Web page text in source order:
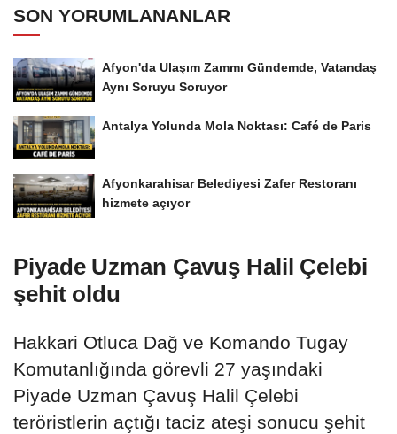
SON YORUMLANANLAR
Afyon'da Ulaşım Zammı Gündemde, Vatandaş
Aynı Soruyu Soruyor
Antalya Yolunda Mola Noktası: Café de Paris
Afyonkarahisar Belediyesi Zafer Restoranı
hizmete açıyor
Piyade Uzman Çavuş Halil Çelebi
şehit oldu
Hakkari Otluca Dağ ve Komando Tugay
Komutanlığında görevli 27 yaşındaki
Piyade Uzman Çavuş Halil Çelebi
teröristlerin açtığı taciz ateşi sonucu şehit